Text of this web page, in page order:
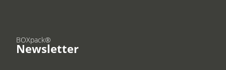
BOXpack®
Newsletter